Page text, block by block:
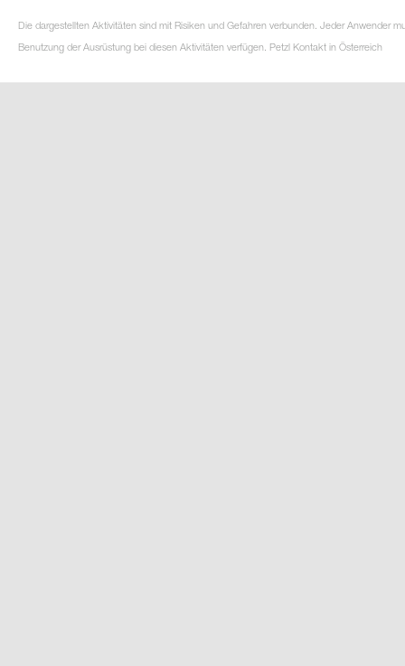
Die dargestellten Aktivitäten sind mit Risiken und Gefahren verbunden. Jeder Anwender
Benutzung der Ausrüstung bei diesen Aktivitäten verfügen. Petzl Kontakt in Österreich